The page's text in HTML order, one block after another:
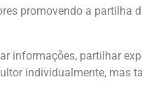
promovendo a partilha
informações, partilhar
individualmente, mas